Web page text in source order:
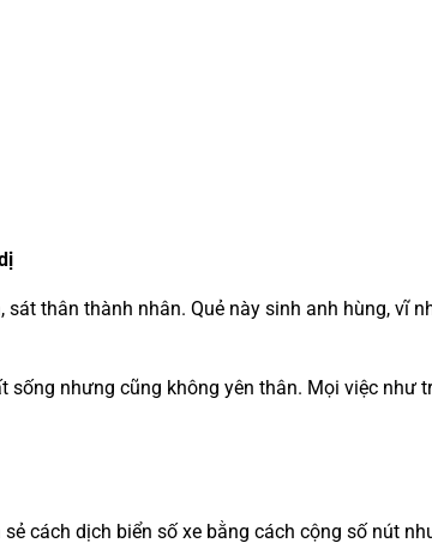
thân thành nhân. Quẻ này sinh anh hùng, vĩ
nhưng cũng không yên thân. Mọi việc như
cách dịch biển số xe bằng cách cộng số nút